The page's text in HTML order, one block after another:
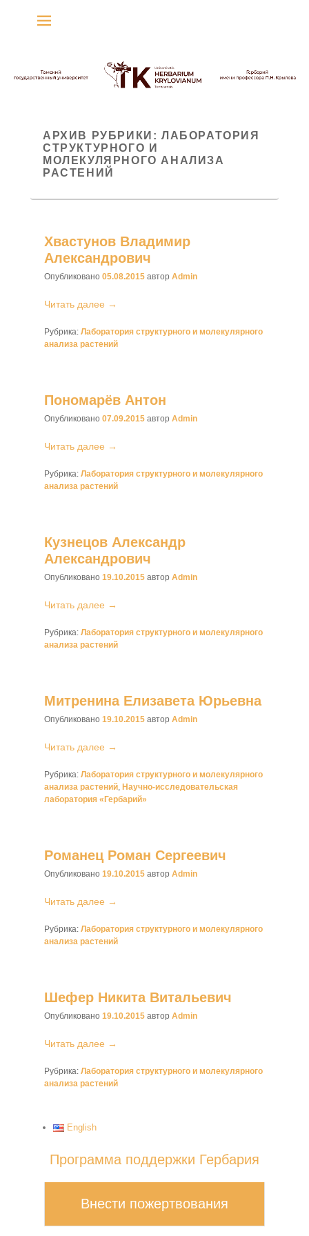
АРХИВ РУБРИКИ:ЛАБОРАТОРИЯ
СТРУКТУРНОГО И
МОЛЕКУЛЯРНОГО АНАЛИЗА
РАСТЕНИЙ
Хвастунов Владимир
Александрович
Опубликовано 05.08.2015 автор Admin
Читать далее →
Рубрика: Лаборатория структурного и молекулярного
анализа растений
Пономарёв Антон
Опубликовано 07.09.2015 автор Admin
Читать далее →
Рубрика: Лаборатория структурного и молекулярного
анализа растений
Кузнецов Александр
Александрович
Опубликовано 19.10.2015 автор Admin
Читать далее →
Рубрика: Лаборатория структурного и молекулярного
анализа растений
Митренина Елизавета Юрьевна
Опубликовано 19.10.2015 автор Admin
Читать далее →
Рубрика: Лаборатория структурного и молекулярного
анализа растений, Научно-исследовательская
лаборатория «Гербарий»
Романец Роман Сергеевич
Опубликовано 19.10.2015 автор Admin
Читать далее →
Рубрика: Лаборатория структурного и молекулярного
анализа растений
Шефер Никита Витальевич
Опубликовано 19.10.2015 автор Admin
Читать далее →
Рубрика: Лаборатория структурного и молекулярного
анализа растений
English
Программа поддержки Гербария
Внести пожертвования